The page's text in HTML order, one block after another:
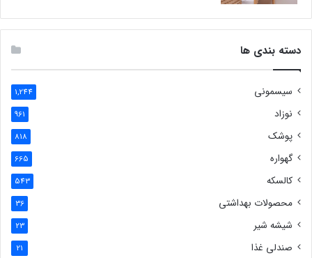
دسته بندی ها
سیسمونی 1,244
نوزاد 961
پوشک 818
گهواره 665
کالسکه 543
محصولات بهداشتی 36
شیشه شیر 23
صندلی غذا 21